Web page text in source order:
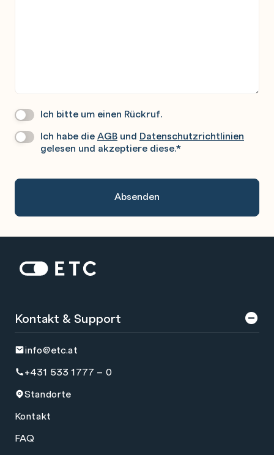
Wir
Sie
Ich bitte um einen Rückruf.
Datenschutz*
Ich habe dieAGB und Datenschutzrichtlinien
gelesen und akzeptiere diese.*
Startseite: ETC
Kontakt & Support
info@etc.at
+431 533 1777 – 0
Standorte
Kontakt
FAQ